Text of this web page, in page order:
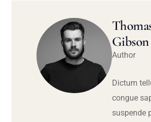
Gibson
Author
Dictum
congue
suspende